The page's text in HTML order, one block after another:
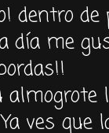
dentro de
día me
almogrote
ves que